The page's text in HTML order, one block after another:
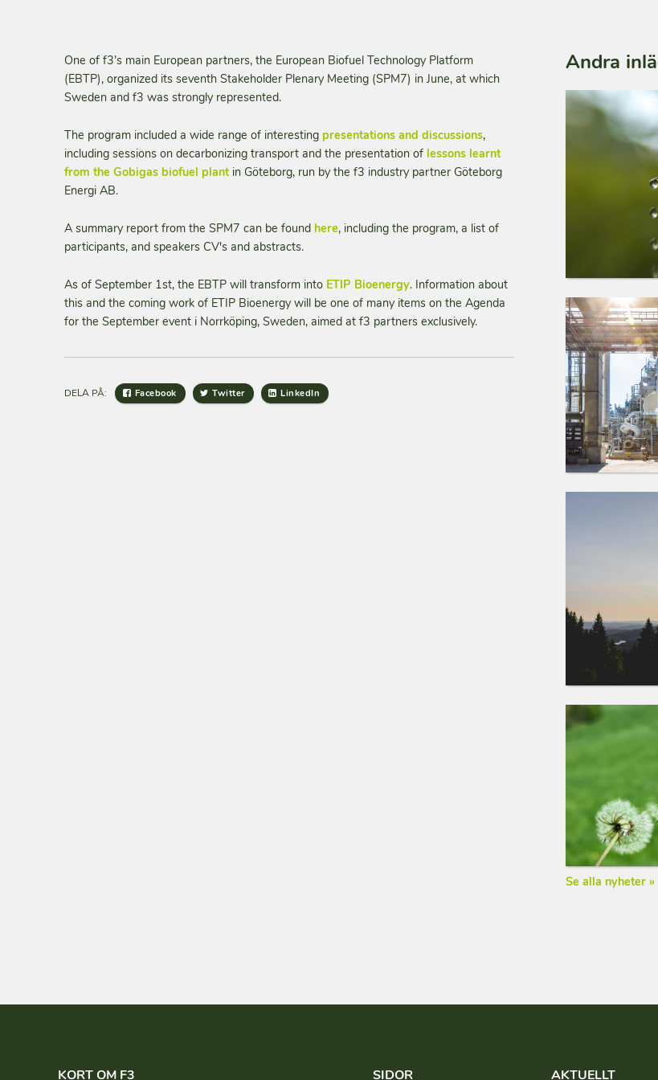
One of f3’s main European partners, the European Biofuel Technology Platform
(EBTP), organized its seventh Stakeholder Plenary Meeting (SPM7) in June, at which
Sweden and f3 was strongly represented.
The program included a wide range of interesting presentations and discussions,
including sessions on decarbonizing transport and the presentation of lessons learnt
from the Gobigas biofuel plantin Göteborg, run by the f3 industry partner Göteborg
Energi AB.
A summary report from the SPM7 can be found here, including the program, a list of
participants, and speakers CV's and abstracts.
As of September 1st, the EBTP will transform into ETIP Bioenergy. Information about
this and the coming work of ETIP Bioenergy will be one of many items on the Agenda
for the September event i Norrköping, Sweden, aimed at f3 partners exclusively.
DELA PÅ: Facebook Twitter LinkedIn
Andra
Se alla nyheter »
KORT OM F3 SIDOR AKTUELLT